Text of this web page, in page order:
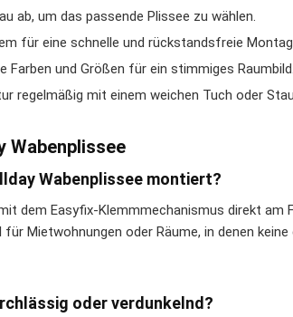
ab, um das passende Plissee zu wählen.
für eine schnelle und rückstandsfreie
Farben und Größen für ein stimmiges Raumbild.
regelmäßig mit einem weichen Tuch oder
Wabenplissee
Wabenplissee montiert?
dem Easyfix-Klemmmechanismus direkt
für Mietwohnungen oder Räume, in denen
oder verdunkelnd?